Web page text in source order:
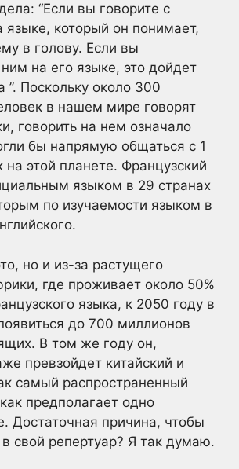
“Если вы говорите с
языке, который он понимает,
в голову. Если вы
на его языке, это дойдет
”. Поскольку около 300
в нашем мире говорят
говорить на нем означало
бы напрямую общаться с 1
на этой планете. Французский
языком в 29 странах
по изучаемости языком в
но и из-за растущего
где проживает около 50%
языка, к 2050 году в
до 700 миллионов
В том же году он,
превзойдет китайский и
самый распространенный
предполагает одно
Достаточная причина, чтобы
свой репертуар? Я так думаю.